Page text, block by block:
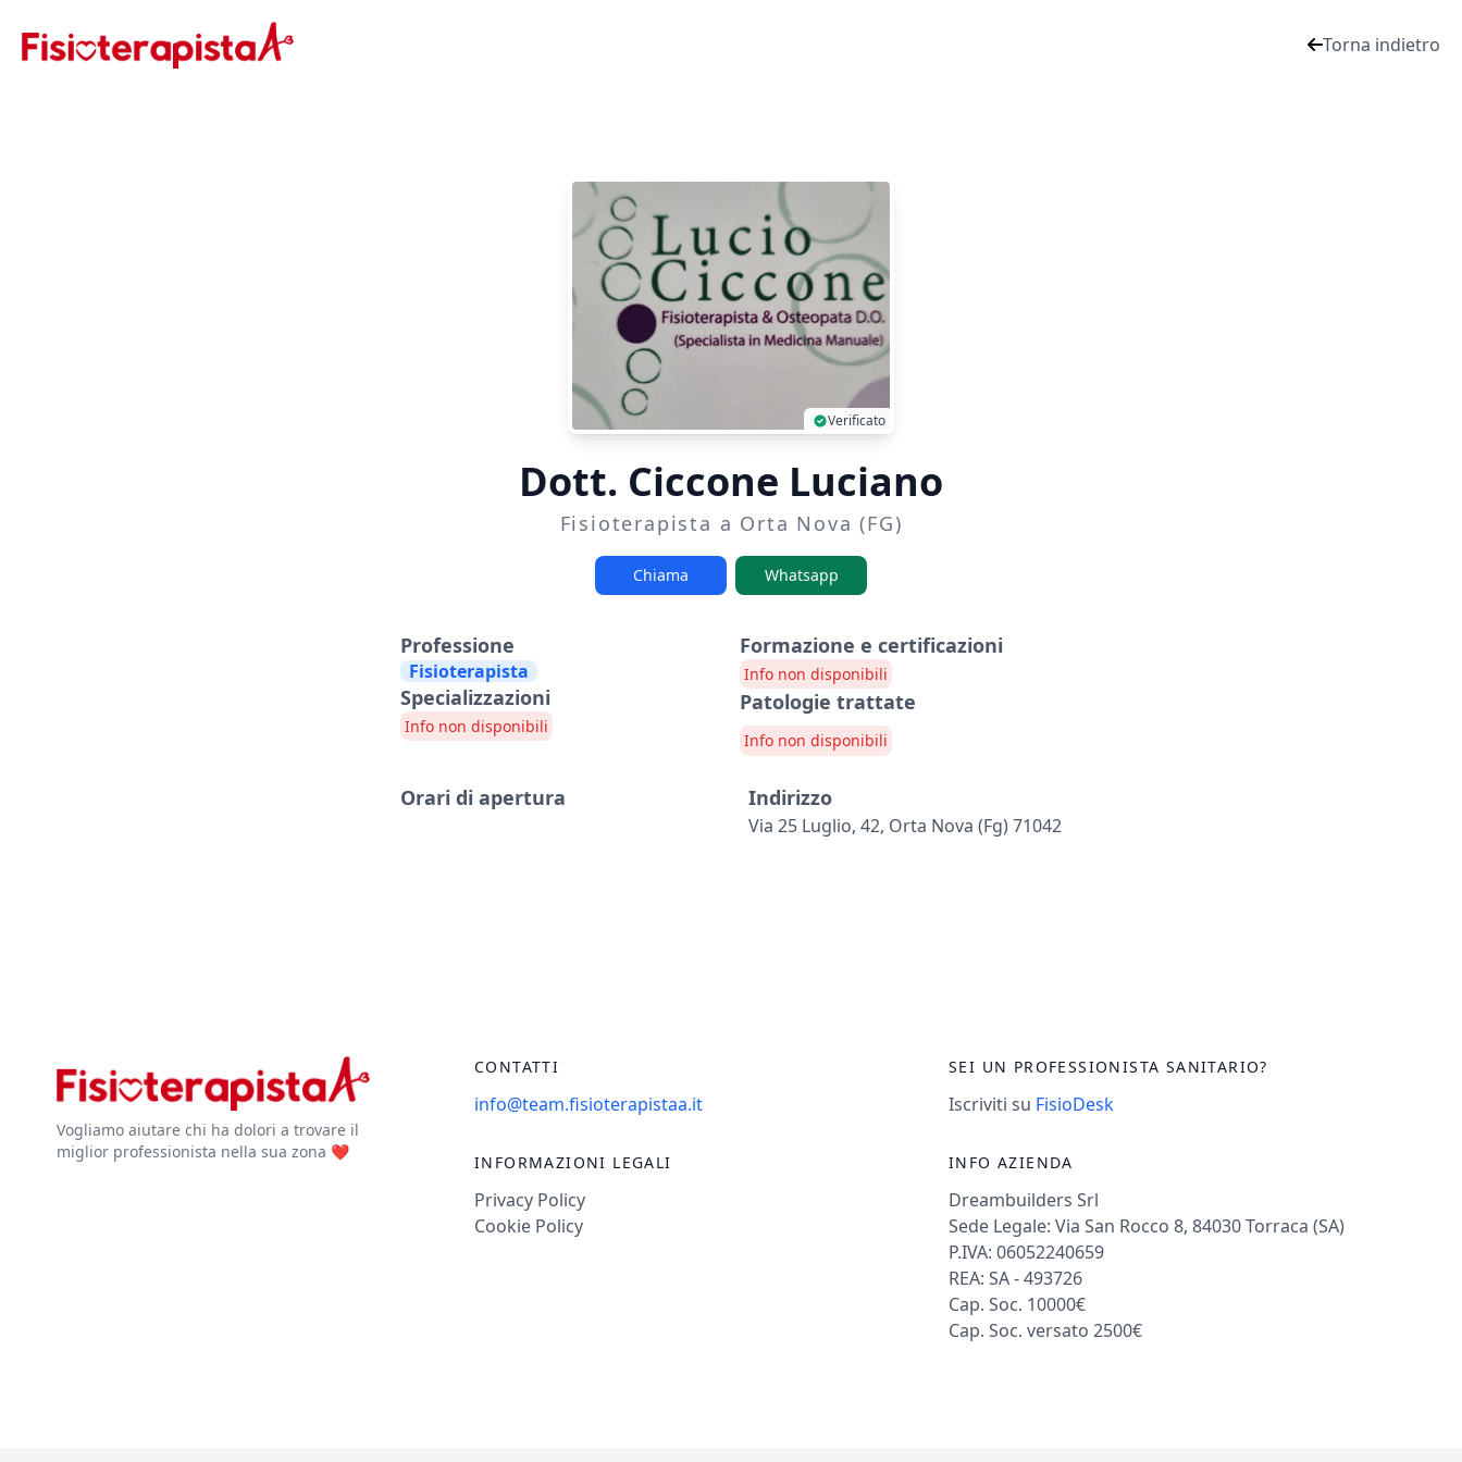
Torna indietro
Verificato
Dott. Ciccone Luciano
Fisioterapista a Orta Nova (FG)
Chiama Whatsapp
Professione
Fisioterapista
Specializzazioni
Info non disponibili
Formazione e certificazioni
Info non disponibili
Patologie trattate
Info non disponibili
Orari di apertura Indirizzo
Via 25 Luglio, 42, Orta Nova (fg) 71042
Vogliamo aiutare chi ha dolori a trovare il
miglior professionista nella sua zona ❤️
CONTATTI
info@team.fisioterapistaa.it
INFORMAZIONI LEGALI
Privacy Policy
Cookie Policy
SEI UN PROFESSIONISTA SANITARIO?
Iscriviti su FisioDesk
INFO AZIENDA
Dreambuilders Srl
Sede Legale: Via San Rocco 8, 84030 Torraca (SA)
P.IVA: 06052240659
REA: SA - 493726
Cap. Soc. 10000€
Cap. Soc. versato 2500€